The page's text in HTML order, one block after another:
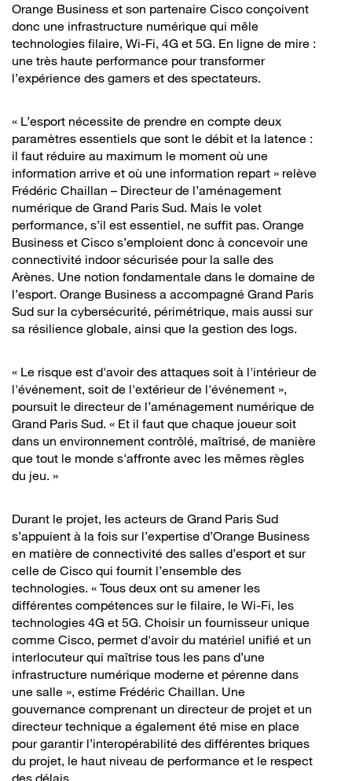
Orange Business et son partenaire Cisco conçoivent
donc une infrastructure numérique qui mêle
technologies filaire, Wi-Fi, 4G et 5G. En ligne de mire :
une très haute performance pour transformer
l’expérience des gamers et des spectateurs.
« L’esport nécessite de prendre en compte deux
paramètres essentiels que sont le débit et la latence :
il faut réduire au maximum le moment où une
information arrive et où une information repart » relève
Frédéric Chaillan – Directeur de l’aménagement
numérique de Grand Paris Sud. Mais le volet
performance, s’il est essentiel, ne suffit pas. Orange
Business et Cisco s’emploient donc à concevoir une
connectivité indoor sécurisée pour la salle des
Arènes. Une notion fondamentale dans le domaine de
l’esport. Orange Business a accompagné Grand Paris
Sud sur la cybersécurité, périmétrique, mais aussi sur
sa résilience globale, ainsi que la gestion des logs.
« Le risque est d'avoir des attaques soit à l'intérieur de
l'événement, soit de l'extérieur de l'événement »,
poursuit le directeur de l’aménagement numérique de
Grand Paris Sud. « Et il faut que chaque joueur soit
dans un environnement contrôlé, maîtrisé, de manière
que tout le monde s'affronte avec les mêmes règles
du jeu. »
Durant le projet, les acteurs de Grand Paris Sud
s’appuient à la fois sur l’expertise d’Orange Business
en matière de connectivité des salles d’esport et sur
celle de Cisco qui fournit l’ensemble des
technologies. « Tous deux ont su amener les
différentes compétences sur le filaire, le Wi-Fi, les
technologies 4G et 5G. Choisir un fournisseur unique
comme Cisco, permet d'avoir du matériel unifié et un
interlocuteur qui maîtrise tous les pans d’une
infrastructure numérique moderne et pérenne dans
une salle », estime Frédéric Chaillan. Une
gouvernance comprenant un directeur de projet et un
directeur technique a également été mise en place
pour garantir l’interopérabilité des différentes briques
du projet, le haut niveau de performance et le respect